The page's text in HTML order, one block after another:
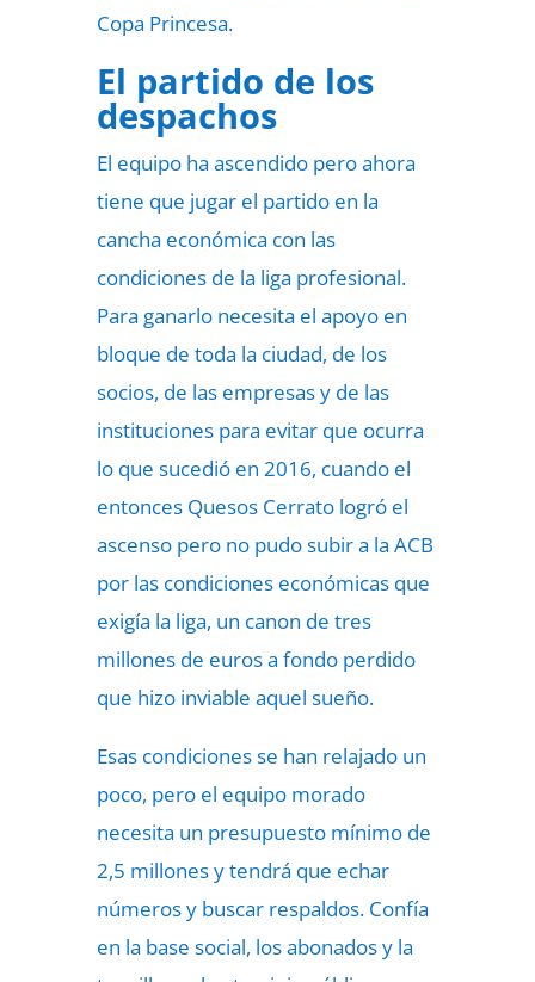
Copa Princesa.
El partido de los
despachos
El equipo ha ascendido pero ahora
tiene que jugar el partido en la
cancha económica con las
condiciones de la liga profesional.
Para ganarlo necesita el apoyo en
bloque de toda la ciudad, de los
socios, de las empresas y de las
instituciones para evitar que ocurra
lo que sucedió en 2016, cuando el
entonces Quesos Cerrato logró el
ascenso pero no pudo subir a la ACB
por las condiciones económicas que
exigía la liga, un canon de tres
millones de euros a fondo perdido
que hizo inviable aquel sueño.
Esas condiciones se han relajado un
poco, pero el equipo morado
necesita un presupuesto mínimo de
2,5 millones y tendrá que echar
números y buscar respaldos. Confía
en la base social, los abonados y la